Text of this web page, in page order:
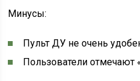
Минусы:
Пульт ДУ не очень
Пользователи отмечают